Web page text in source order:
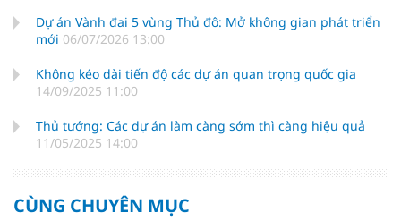
Dự án Vành đai 5 vùng Thủ đô: Mở không gian phát triển
mới 06/07/2026 13:00
Không kéo dài tiến độ các dự án quan trọng quốc gia
14/09/2025 11:00
Thủ tướng: Các dự án làm càng sớm thì càng hiệu quả
11/05/2025 14:00
CÙNG CHUYÊN MỤC